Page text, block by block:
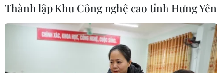
Thành lập Khu Công nghệ cao tỉnh Hưng Yên